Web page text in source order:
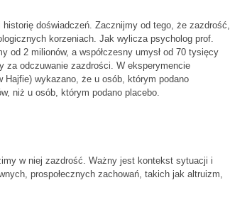
doświadczeń. Zacznijmy od tego, że zazdrość,
korzeniach. Jak wylicza psycholog prof.
od 2 milionów, a współczesny umysł od 70 tysięcy
za odczuwanie zazdrości. W eksperymencie
Hajfie) wykazano, że u osób, którym podano
niż u osób, którym podano placebo.
w niej zazdrość. Ważny jest kontekst sytuacji i
prospołecznych zachowań, takich jak altruizm,